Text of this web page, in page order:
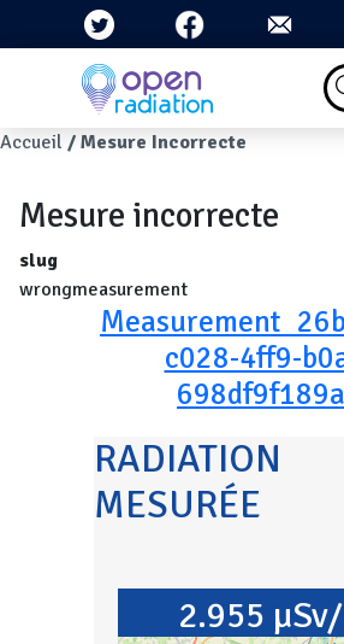
Aller au contenu principal
Fil d'Ariane
Accueil Mesure Incorrecte
Mesure incorrecte
slug
wrongmeasurement
c028-4ff9-
RADIATION
MESURÉE
2.955